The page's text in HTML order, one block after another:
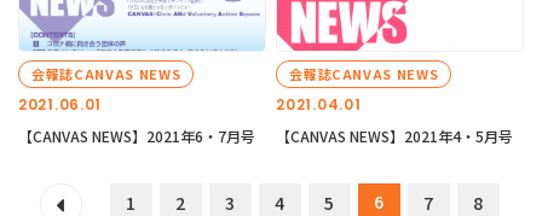
2021.06.01
会報誌CANVAS NEWS
【CANVAS NEWS】2021年6・7月号
2021.04.01
会報誌CANVAS NEWS
【CANVAS NEWS】2021年4・5月号
1 2 3 4 5 6 7
8